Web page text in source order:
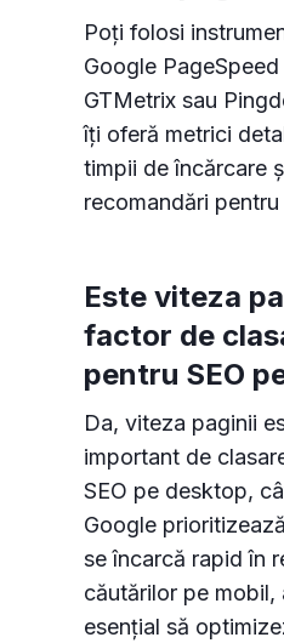
Poți folosi
Google
GTMetrix sau
îți oferă metrici
timpii de încărcare
recomandări
Este viteza
factor de
pentru SEO
Da, viteza paginii
important de
SEO pe desktop,
Google
se încarcă rapid în
căutărilor pe mobil,
esențial să